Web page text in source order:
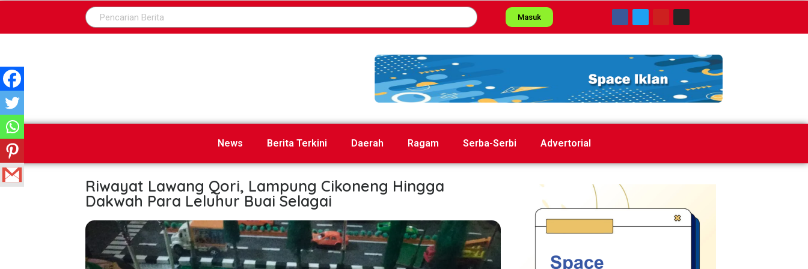
Masuk
News Berita Terkini Daerah Ragam Serba-Serbi Advertorial
Riwayat Lawang Qori, Lampung Cikoneng Hingga
Dakwah Para Leluhur Buai Selagai